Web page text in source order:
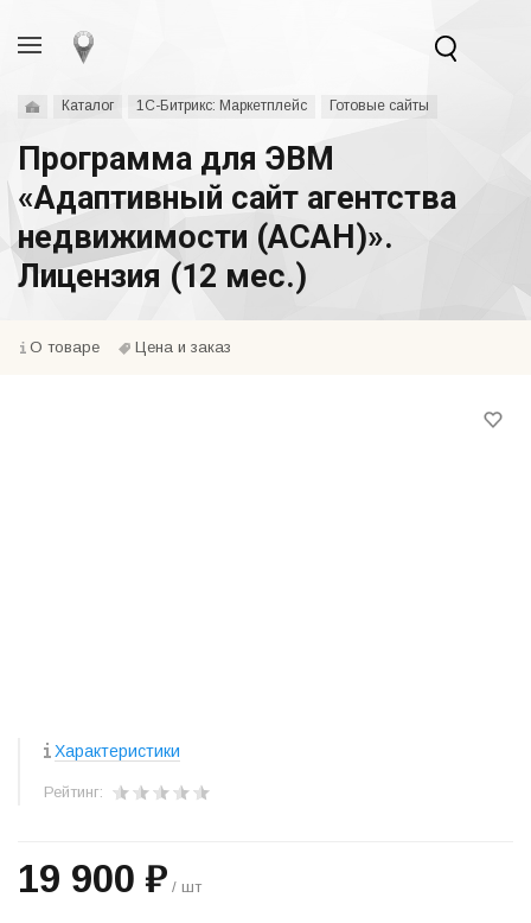
Каталог 1С-Битрикс: Маркетплейс Готовые сайты
Программа для ЭВМ
«Адаптивный сайт агентства
недвижимости (АСАН)».
Лицензия (12 мес.)
О товаре Цена и заказ
Характеристики
Рейтинг:
19 900 ₽ / шт